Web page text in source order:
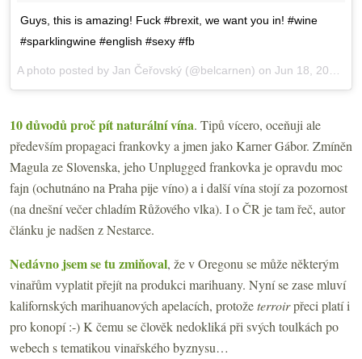
Guys, this is amazing! Fuck #brexit, we want you in! #wine
#sparklingwine #english #sexy #fb
A photo posted by Jan Čeřovský (@belcarnen) on Jun 18, 2016 at 7:08am PDT
10 důvodů proč pít naturální vína. Tipů vícero, oceňuji ale
především propagaci frankovky a jmen jako Karner Gábor. Zmíněn
Magula ze Slovenska, jeho Unplugged frankovka je opravdu moc
fajn (ochutnáno na Praha pije víno) a i další vína stojí za pozornost
(na dnešní večer chladím Růžového vlka). I o ČR je tam řeč, autor
článku je nadšen z Nestarce.
Nedávno jsem se tu zmiňoval, že v Oregonu se může některým
vinařům vyplatit přejít na produkci marihuany. Nyní se zase mluví
kalifornských marihuanových apelacích, protožeterroirpřeci platí i
pro konopí :-) K čemu se člověk nedokliká při svých toulkách po
webech s tematikou vinařského byznysu…